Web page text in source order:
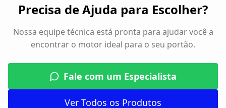
Precisa de Ajuda para Escolher?
Nossa equipe técnica está pronta para ajudar você a
encontrar o motor ideal para o seu portão.
Fale com um Especialista
Ver Todos os Produtos